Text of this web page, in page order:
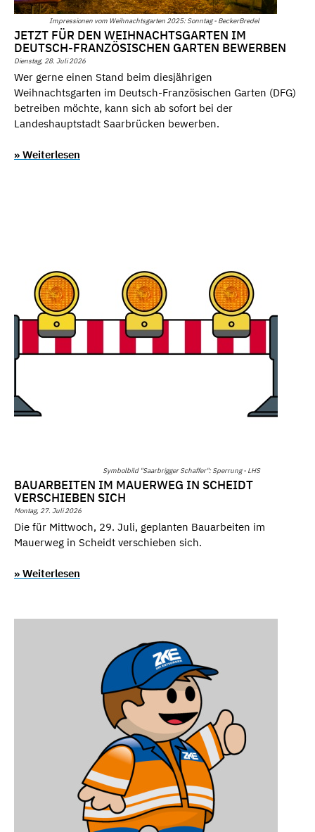
Impressionen vom Weihnachtsgarten 2025: Sonntag - BeckerBredel
JETZT FÜR DEN WEIHNACHTSGARTEN IM
DEUTSCH-FRANZÖSISCHEN GARTEN BEWERBEN
Dienstag, 28. Juli 2026
Wer gerne einen Stand beim diesjährigen
Weihnachtsgarten im Deutsch-Französischen Garten (DFG)
betreiben möchte, kann sich ab sofort bei der
Landeshauptstadt Saarbrücken bewerben.
» Weiterlesen
Symbolbild "Saarbrigger Schaffer": Sperrung - LHS
BAUARBEITEN IM MAUERWEG IN SCHEIDT
VERSCHIEBEN SICH
Montag, 27. Juli 2026
Die für Mittwoch, 29. Juli, geplanten Bauarbeiten im
Mauerweg in Scheidt verschieben sich.
» Weiterlesen